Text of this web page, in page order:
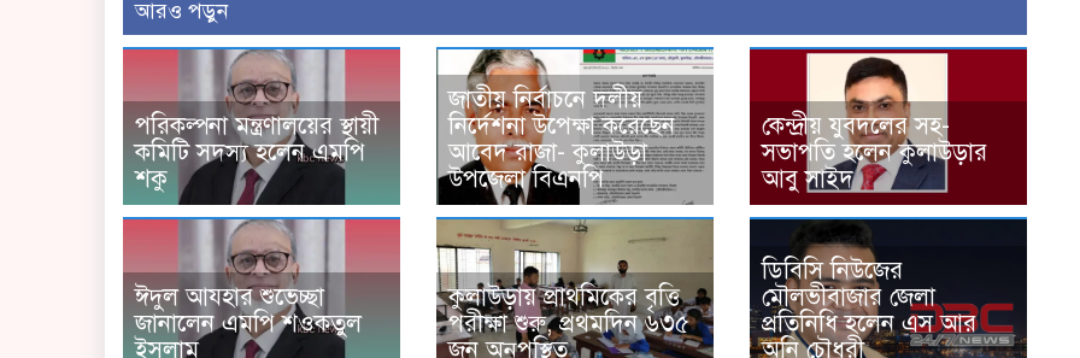
আরও পড়ুন
পরিকল্পনা মন্ত্রণালয়ের স্থায়ী
কমিটি সদস্য হলেন এমপি
শকু
জাতীয় নির্বাচনে দলীয়
নির্দেশনা উপেক্ষা করেছেন
আবেদ রাজা- কুলাউড়া
উপজেলা বিএনপি
কেন্দ্রীয় যুবদলের সহ-
সভাপতি হলেন কুলাউড়ার
আবু সাইদ
ঈদুল আযহার শুভেচ্ছা
জানালেন এমপি শওকতুল
ইসলাম
কুলাউড়ায় প্রাথমিকের বৃত্তি
পরীক্ষা শুরু, প্রথমদিন ৬৩৫
জন অনুপস্থিত
ডিবিসি নিউজের
মৌলভীবাজার জেলা
প্রতিনিধি হলেন এস আর
অনি চৌধুরী